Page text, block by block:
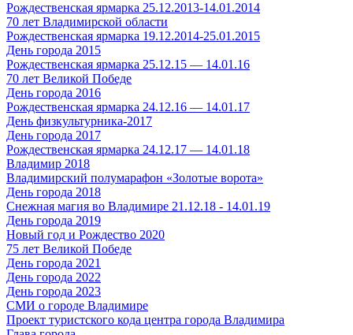
Рождественская ярмарка 25.12.2013-14.01.2014
70 лет Владимирской области
Рождественская ярмарка 19.12.2014-25.01.2015
День города 2015
Рождественская ярмарка 25.12.15 — 14.01.16
70 лет Великой Победе
День города 2016
Рождественская ярмарка 24.12.16 — 14.01.17
День физкультурника-2017
День города 2017
Рождественская ярмарка 24.12.17 — 14.01.18
Владимир 2018
Владимирский полумарафон «Золотые ворота»
День города 2018
Снежная магия во Владимире 21.12.18 - 14.01.19
День города 2019
Новый год и Рождество 2020
75 лет Великой Победе
День города 2021
День города 2022
День города 2023
СМИ о городе Владимире
Проект туристского кода центра города Владимира